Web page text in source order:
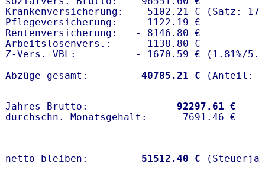
Krankenversicherung:  - 5102.21 € (Satz:
Pflegeversicherung:   - 1122.19 €
Rentenversicherung:   - 8146.80 €
Arbeitslosenvers.:    - 1138.80 €
Z-Vers. VBL:          - 1670.59 € ( 1.81%/
Abzüge gesamt:        -40785.21 €
Jahres-Brutto: 92297.61 €
netto bleiben: 51512.40 €